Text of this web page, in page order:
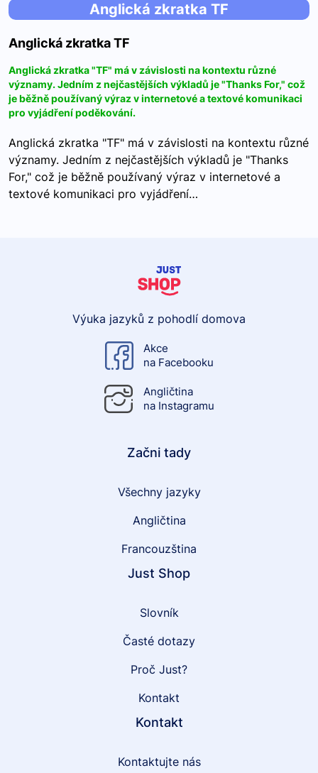
Anglická zkratka TF
Anglická zkratka TF
Anglická zkratka "TF" má v závislosti na kontextu různé
významy. Jedním z nejčastějších výkladů je "Thanks For," což
je běžně používaný výraz v internetové a textové komunikaci
pro vyjádření poděkování.
Anglická zkratka "TF" má v závislosti na kontextu různé
významy. Jedním z nejčastějších výkladů je "Thanks
For," což je běžně používaný výraz v internetové a
textové komunikaci pro vyjádření…
Výuka jazyků z pohodlí domova
Akce
na Facebooku
Angličtina
na Instagramu
Začni tady
Všechny jazyky
Angličtina
Francouzština
Just Shop
Slovník
Časté dotazy
Proč Just?
Kontakt
Kontakt
Kontaktujte nás